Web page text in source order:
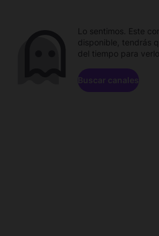
Lo sentimos. Este
disponible, tendrás
del tiempo para verlo.
Buscar canales